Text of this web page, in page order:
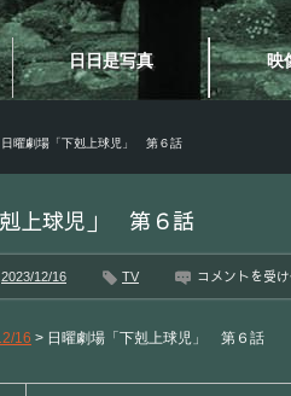
日日是写真 映
日曜劇場「下剋上球児」 第６話
上球児」 第６話
2023/12/16 TV
日
曜
場
コメントを受
16 > 日曜劇場「下剋上球児」 第６話